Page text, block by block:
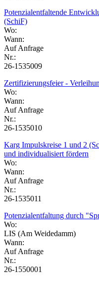
Potenzialentfaltende
(SchiF)
Wo:
Wann:
Auf Anfrage
Nr.:
26-1535009
Zertifizierungsfeier -
Wo:
Wann:
Auf Anfrage
Nr.:
26-1535010
Karg Impulskreise 1 und 2
und individualisiert fördern
Wo:
Wann:
Auf Anfrage
Nr.:
26-1535011
Potenzialentfaltung durch
Wo:
LIS (Am Weidedamm)
Wann:
Auf Anfrage
Nr.:
26-1550001